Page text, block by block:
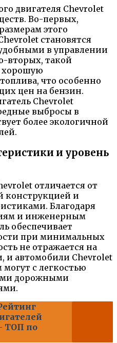
двигателя Chevrolet
Во-первых,
этого
становятся
в управлении
вторых, такой
хорошую
что особенно
цен на бензин.
Chevrolet
выбросы в
более экологичной
и уровень
отличается от
конструкцией и
Благодаря
и инженерным
обеспечивает
при минимальных
не отражается на
и автомобили Chevrolet
с легкостью
дорожными
ТОП по